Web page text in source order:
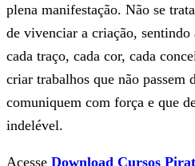
plena manifestação. Não se
de vivenciar a criação,
cada traço, cada cor, cada
criar trabalhos que não passem
comuniquem com força e que
indelével.
Acesse Download Cursos